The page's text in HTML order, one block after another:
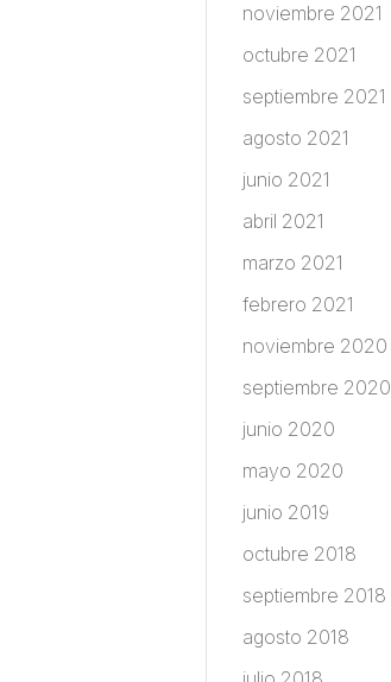
noviembre 2021
octubre 2021
septiembre 2021
agosto 2021
junio 2021
abril 2021
marzo 2021
febrero 2021
noviembre 2020
septiembre 2020
junio 2020
mayo 2020
junio 2019
octubre 2018
septiembre 2018
agosto 2018